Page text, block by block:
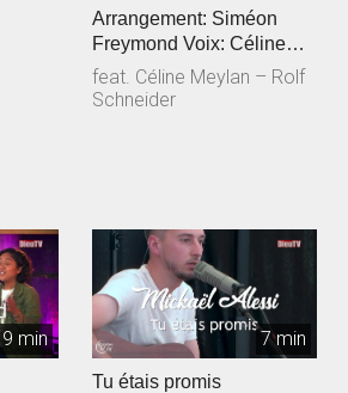
Arrangement: Siméon
Freymond Voix: Céline
Meylan Guitare
acoustique: Rolf Sc...
feat. Céline Meylan – Rolf
Schneider
9 min 7 min
Tu étais promis